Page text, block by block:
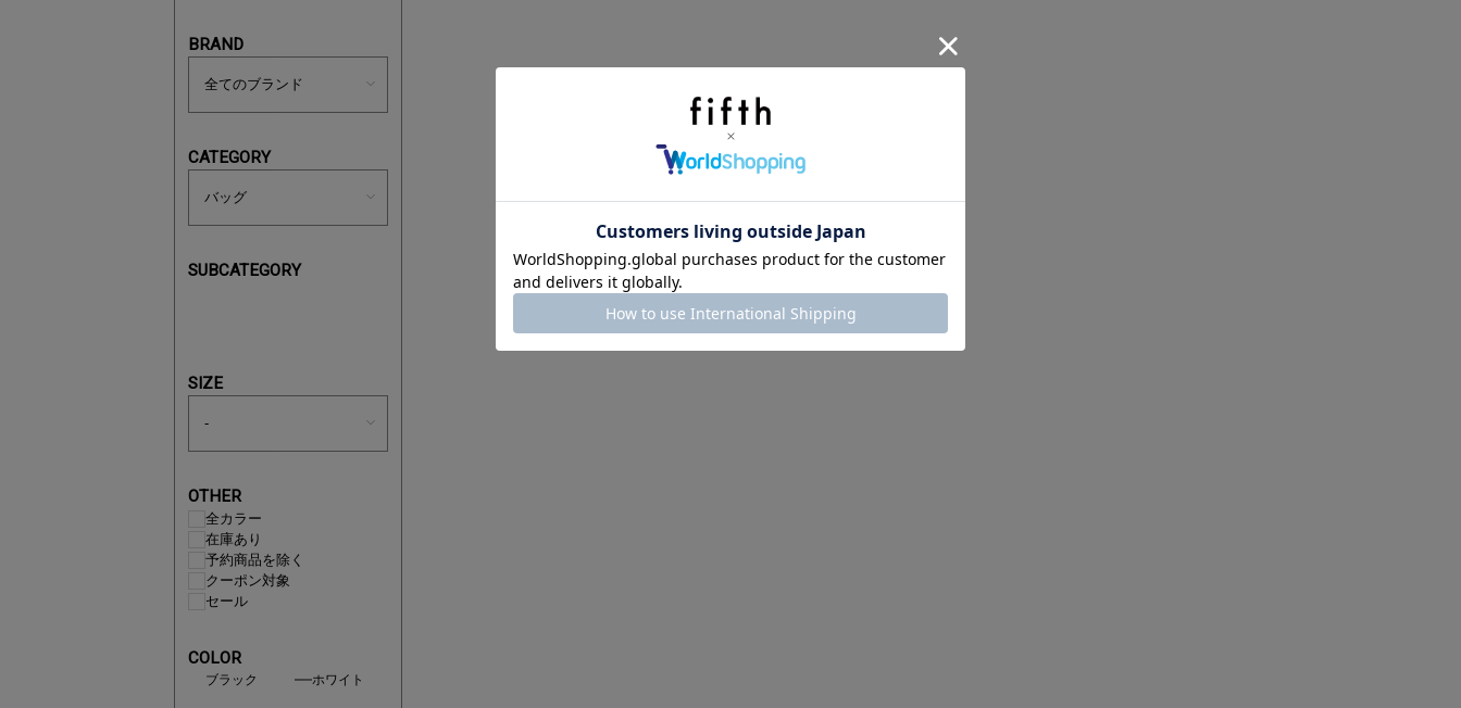
BRAND
CATEGORY
SUBCATEGORY
SIZE
OTHER
全カラー
在庫あり
予約商品を除く
クーポン対象
セール
COLOR
ブラック ホワイト
あと1点にちょうどいい！お助けプチアイテム